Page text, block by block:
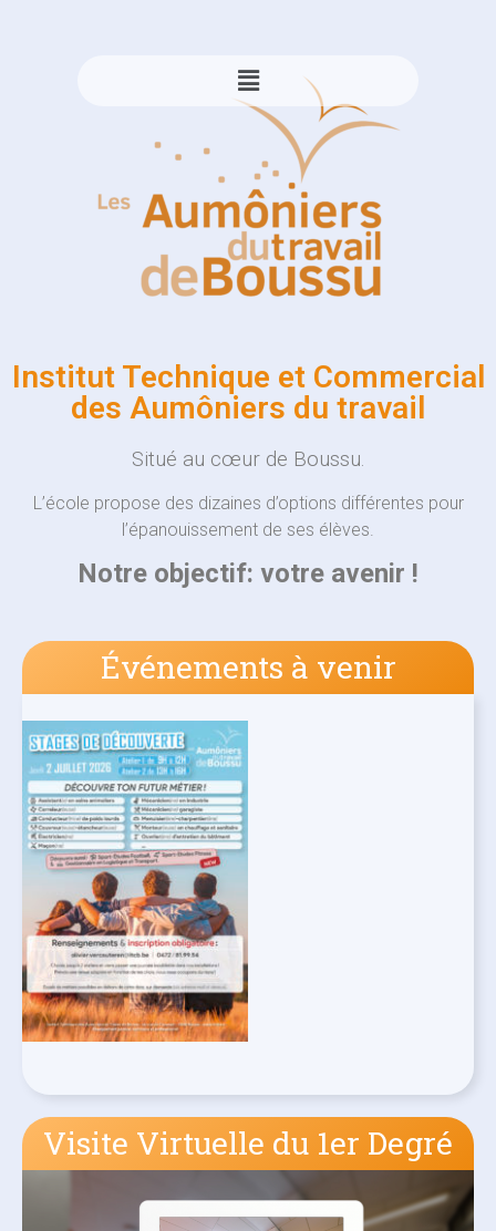
Institut Technique et Commercial
des Aumôniers du travail
Situé au cœur de Boussu.
L’école propose des dizaines d’options différentes pour
l’épanouissement de ses élèves.
Notre objectif: votre avenir !
Événements à venir​
Visite Virtuelle du 1er Degré